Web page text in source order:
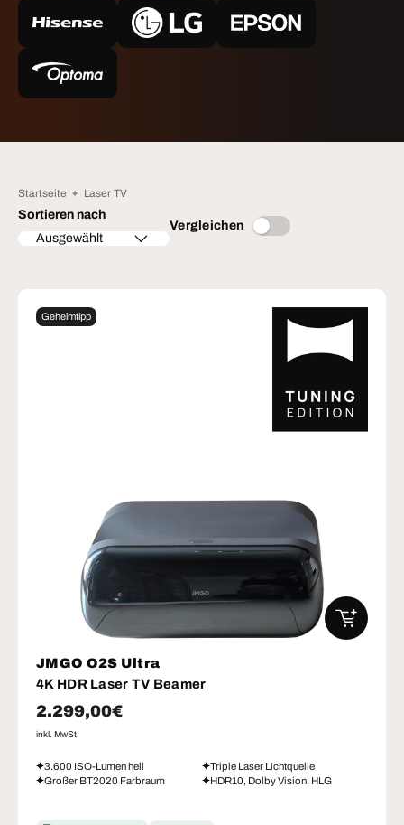
Startseite Laser TV
Sortieren nach
Ausgewählt
Vergleichen
Geheimtipp
JMGO O2S Ultra
4K HDR Laser TV Beamer
Normaler Preis
2.299,00€
inkl. MwSt.
3.600 ISO-Lumen hell
Triple Laser Lichtquelle
Großer BT2020 Farbraum
HDR10, Dolby Vision, HLG
IN DEN